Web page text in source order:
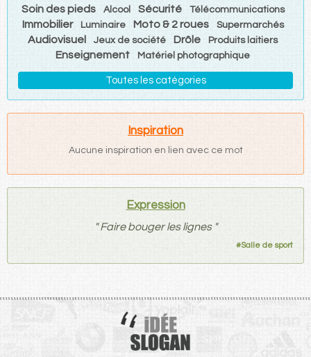
Soin des pieds Alcool Sécurité Télécommunications
Immobilier Luminaire Moto & 2 roues Supermarchés
Audiovisuel Jeux de société Drôle Produits laitiers
Enseignement Matériel photographique
Toutes les catégories
Inspiration
Aucune inspiration en lien avec ce mot
Expression
" Faire bouger les lignes "
#Salle de sport